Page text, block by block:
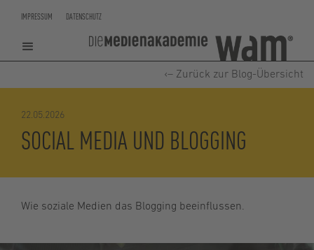
IMPRESSUM DATENSCHUTZ
‹– Zurück zur Blog-Übersicht
22.05.2026
SOCIAL MEDIA UND BLOGGING
Wie soziale Medien das Blogging beeinflussen.